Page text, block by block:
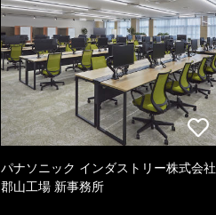
パナソニック インダストリー株式会社
郡山工場 新事務所